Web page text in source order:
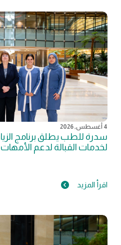
4 أغسطس, 2026
سدرة للطب يطلق برنامج
لخدمات القبالة لدعم الأمهات
اقرأ المزيد